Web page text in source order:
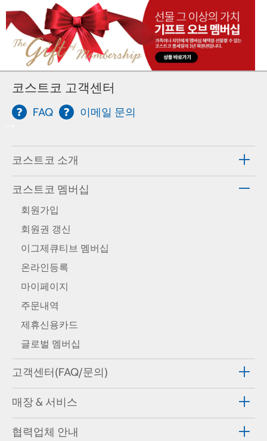
코스트코 고객센터
FAQ 이메일 문의
코스트코 소개
코스트코 멤버십
회원가입
회원권 갱신
이그제큐티브 멤버십
온라인등록
마이페이지
주문내역
제휴신용카드
글로벌 멤버십
고객센터(FAQ/문의)
매장 & 서비스
협력업체 안내